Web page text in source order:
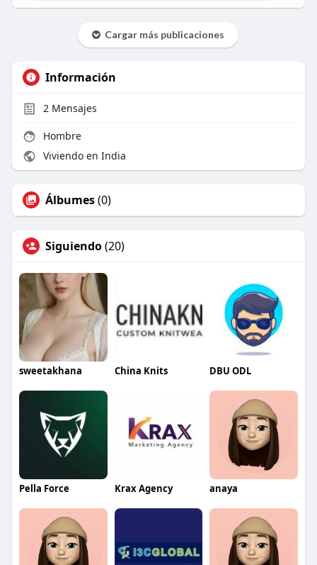
Cargar más publicaciones
Información
2Mensajes
Hombre
Viviendo en India
Álbumes(0)
Siguiendo(20)
sweetakhana China Knits DBU ODL
Pella Force Krax Agency anaya